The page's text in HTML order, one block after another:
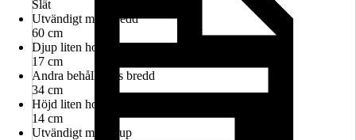
Slät
Utvändigt mått bredd
60 cm
Djup liten ho
17 cm
Andra behållarens bredd
34 cm
Höjd liten ho
14 cm
Utvändigt mått djup